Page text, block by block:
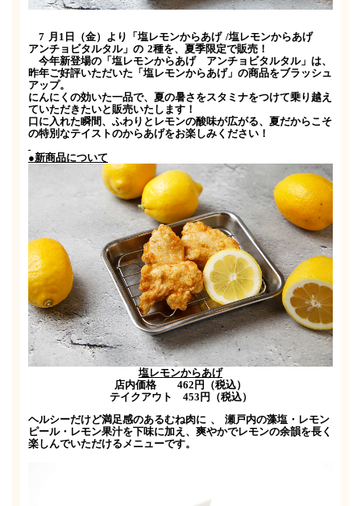
7 月 1 日（金）より「塩レモンからあげ /塩レモンからあげ
アンチョビタルタル」の 2種を、夏季限定で販売！
今年新登場の「塩レモンからあげ アンチョビタルタル」は、
昨年ご好評いただいた「塩レモンからあげ」の商品をブラッシュ
アップ。
にんにくの効いた一品で、夏の暑さをスタミナをつけて乗り越え
ていただきたいと販売いたします！
口に入れた瞬間、ふわりとレモンの酸味が広がる、夏だからこそ
の特別なテイストのからあげをお楽しみください！
●新商品について
塩レモンからあげ
店内価格 462 円（税込）
テイクアウト 453 円（税込）
ヘルシーだけど満足感のあるむね肉に 、
瀬戸内の藻塩・レモン
ピール・レモン果汁を下味に加え、爽やかでレモンの余韻を長く
楽しんでいただけるメニューです。